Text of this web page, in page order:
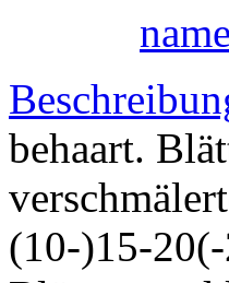
behaart.
(10-)15-